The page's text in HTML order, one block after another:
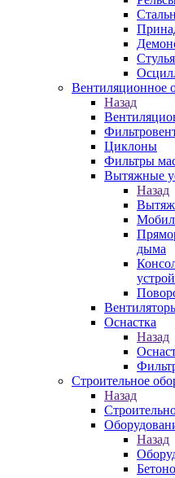
Вентиляционное
Назад
Циклоны
Фильтры
Вытяжные
Назад
дыма
Оснастка
Назад
Строительное
Назад
Назад